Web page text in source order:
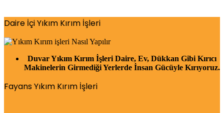
Daire İçi Yıkım Kırım İşleri
Duvar Yıkım Kırım İşleri Daire, Ev, Dükkan Gibi Kırıcı
Makinelerin Girmediği Yerlerde İnsan Gücüyle Kırıyoruz.
Fayans Yıkım Kırım İşleri